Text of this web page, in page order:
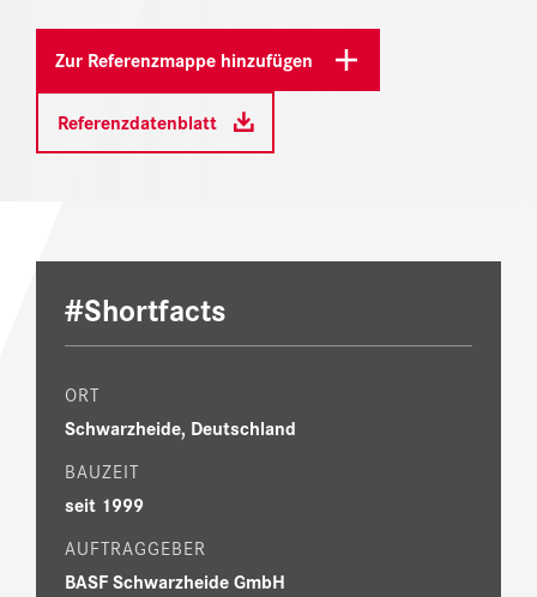
Zur Referenzmappe hinzufügen
Referenzdatenblatt
#Shortfacts
ORT
Schwarzheide, Deutschland
BAUZEIT
seit 1999
AUFTRAGGEBER
BASF Schwarzheide GmbH